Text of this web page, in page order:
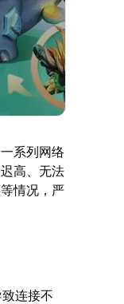
系列网络
高、无法
情况，严
连接不